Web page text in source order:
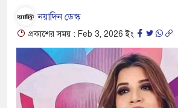
নয়াদিন ডেস্ক
প্রকাশের সময় : Feb 3, 2026 ইং